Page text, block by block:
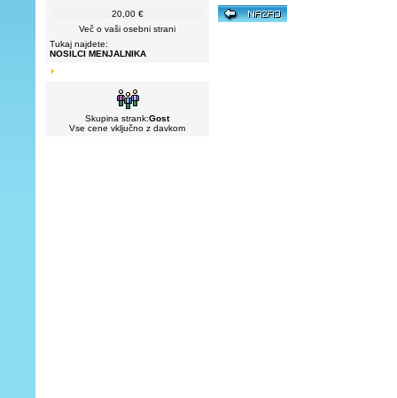
20,00 €
Več o vaši osebni strani
Tukaj najdete:
NOSILCI MENJALNIKA
Skupina strank:Gost
Vse cene vključno z davkom